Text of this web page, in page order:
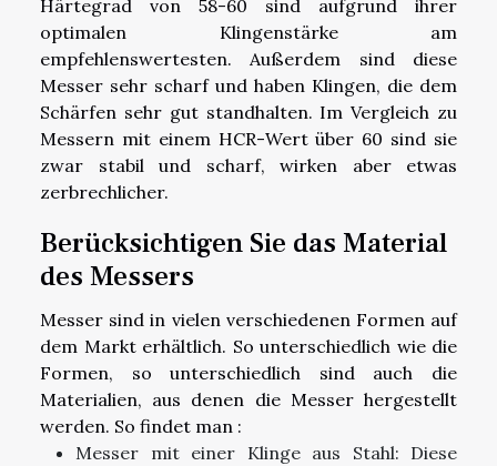
Härtegrad von 58-60 sind aufgrund ihrer
optimalen Klingenstärke am
empfehlenswertesten. Außerdem sind diese
Messer sehr scharf und haben Klingen, die dem
Schärfen sehr gut standhalten. Im Vergleich zu
Messern mit einem HCR-Wert über 60 sind sie
zwar stabil und scharf, wirken aber etwas
zerbrechlicher.
Berücksichtigen Sie das Material
des Messers
Messer sind in vielen verschiedenen Formen auf
dem Markt erhältlich. So unterschiedlich wie die
Formen, so unterschiedlich sind auch die
Materialien, aus denen die Messer hergestellt
werden. So findet man :
Messer mit einer Klinge aus Stahl: Diese